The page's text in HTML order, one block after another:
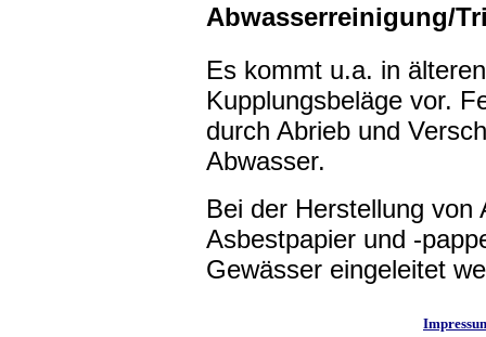
Abwasserreinigung/
Es kommt u.a. in
Kupplungsbeläge vor.
durch Abrieb und
Abwasser.
Bei der Herstellung von
Asbestpapier und -
Gewässer eingeleitet